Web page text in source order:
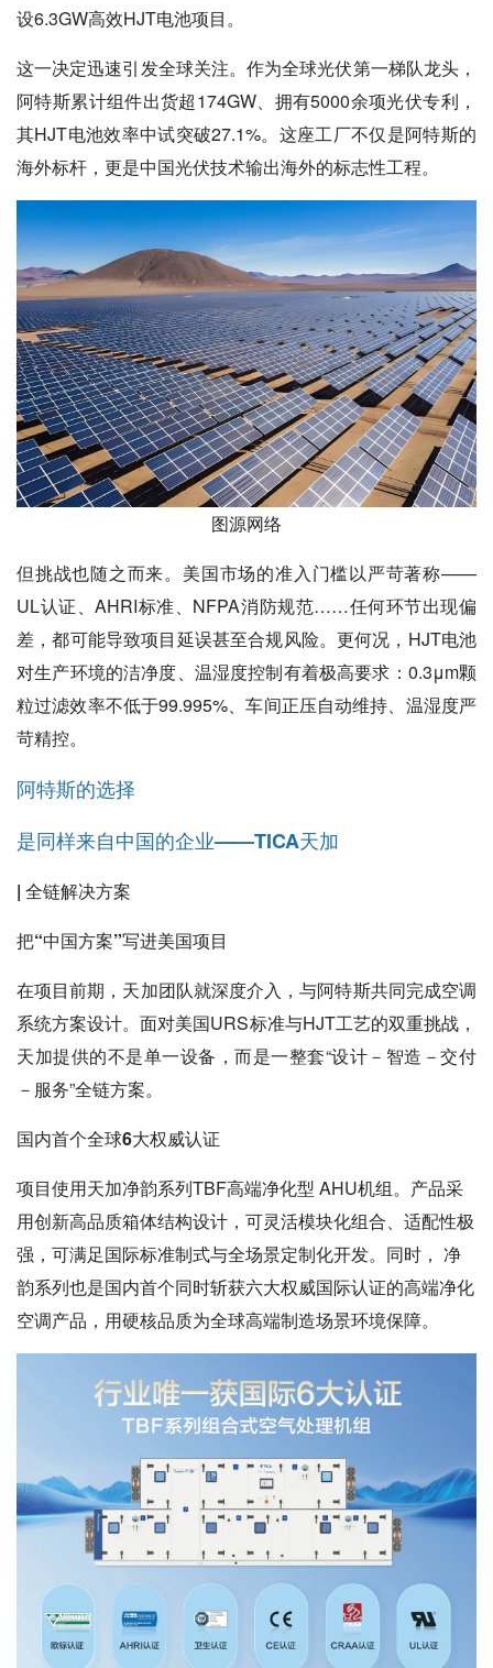
设6.3GW高效HJT电池项目。
这一决定迅速引发全球关注。作为全球光伏第一梯队龙头，
阿特斯累计组件出货超174GW、拥有5000余项光伏专利，
其HJT电池效率中试突破27.1%。这座工厂不仅是阿特斯的
海外标杆，更是中国光伏技术输出海外的标志性工程。
图源网络
但挑战也随之而来。美国市场的准入门槛以严苛著称——
UL认证、AHRI标准、NFPA消防规范……任何环节出现偏
差，都可能导致项目延误甚至合规风险。更何况，HJT电池
对生产环境的洁净度、温湿度控制有着极高要求：0.3μm颗
粒过滤效率不低于99.995%、车间正压自动维持、温湿度严
苛精控。
阿特斯的选择
是同样来自中国的企业——TICA天加
| 全链解决方案
把“中国方案”写进美国项目
在项目前期，天加团队就深度介入，与阿特斯共同完成空调
系统方案设计。面对美国URS标准与HJT工艺的双重挑战，
天加提供的不是单一设备，而是一整套“设计－智造－交付
－服务”全链方案。
国内首个全球6大权威认证
项目使用天加净韵系列TBF高端净化型 AHU机组。产品采
用创新高品质箱体结构设计，可灵活模块化组合、适配性极
强，可满足国际标准制式与全场景定制化开发。同时， 净
韵系列也是国内首个同时斩获六大权威国际认证的高端净化
空调产品，用硬核品质为全球高端制造场景环境保障。